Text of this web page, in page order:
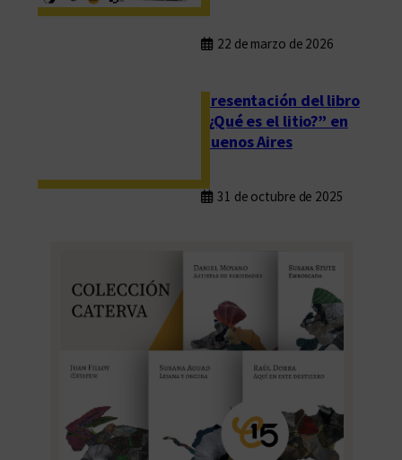
22 de marzo de 2026
Presentación del libro
“¿Qué es el litio?” en
Buenos Aires
31 de octubre de 2025